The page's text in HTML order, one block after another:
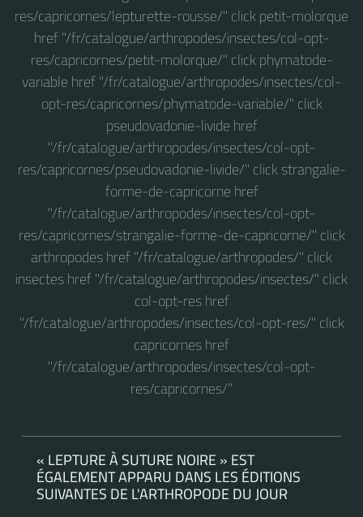
res/capricornes/lepturette-rousse/" click petit-molorque
href "/fr/catalogue/arthropodes/insectes/col-opt-
res/capricornes/petit-molorque/" click phymatode-
variable href "/fr/catalogue/arthropodes/insectes/col-
opt-res/capricornes/phymatode-variable/" click
pseudovadonie-livide href
"/fr/catalogue/arthropodes/insectes/col-opt-
res/capricornes/pseudovadonie-livide/" click strangalie-
forme-de-capricorne href
"/fr/catalogue/arthropodes/insectes/col-opt-
res/capricornes/strangalie-forme-de-capricorne/" click
arthropodes href "/fr/catalogue/arthropodes/" click
insectes href "/fr/catalogue/arthropodes/insectes/" click
col-opt-res href
"/fr/catalogue/arthropodes/insectes/col-opt-res/" click
capricornes href
"/fr/catalogue/arthropodes/insectes/col-opt-
res/capricornes/"
« LEPTURE À SUTURE NOIRE » EST
ÉGALEMENT APPARU DANS LES ÉDITIONS
SUIVANTES DE L'ARTHROPODE DU JOUR